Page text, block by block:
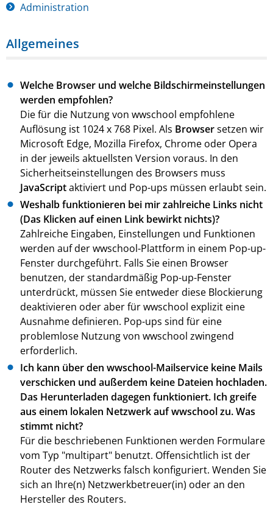
Administration
Allgemeines
Welche Browser und welche Bildschirmeinstellungen
werden empfohlen?
Die für die Nutzung von wwschool empfohlene
Auflösung ist 1024 x 768 Pixel. Als Browsersetzen wir
Microsoft Edge, Mozilla Firefox, Chrome oder Opera
in der jeweils aktuellsten Version voraus. In den
Sicherheitseinstellungen des Browsers muss
JavaScriptaktiviert und Pop-ups müssen erlaubt sein.
Weshalb funktionieren bei mir zahlreiche Links nicht
(Das Klicken auf einen Link bewirkt nichts)?
Zahlreiche Eingaben, Einstellungen und Funktionen
werden auf der wwschool-Plattform in einem Pop-up-
Fenster durchgeführt. Falls Sie einen Browser
benutzen, der standardmäßig Pop-up-Fenster
unterdrückt, müssen Sie entweder diese Blockierung
deaktivieren oder aber für wwschool explizit eine
Ausnahme definieren. Pop-ups sind für eine
problemlose Nutzung von wwschool zwingend
erforderlich.
Ich kann über den wwschool-Mailservice keine Mails
verschicken und außerdem keine Dateien hochladen.
Das Herunterladen dagegen funktioniert. Ich greife
aus einem lokalen Netzwerk auf wwschool zu. Was
stimmt nicht?
Für die beschriebenen Funktionen werden Formulare
vom Typ "multipart" benutzt. Offensichtlich ist der
Router des Netzwerks falsch konfiguriert. Wenden Sie
sich an Ihre(n) Netzwerkbetreuer(in) oder an den
Hersteller des Routers.